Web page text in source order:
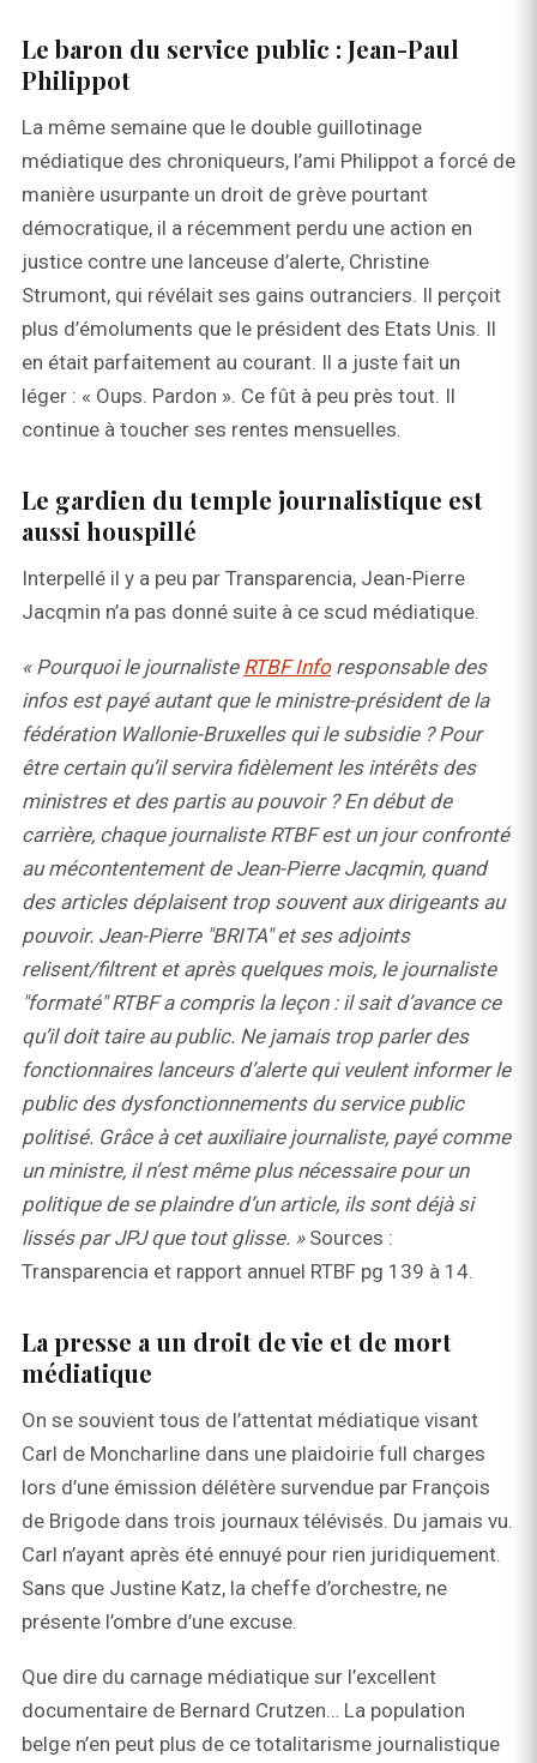
Le baron du service public : Jean-Paul
Philippot
La même semaine que le double guillotinage
médiatique des chroniqueurs, l’ami Philippot a forcé de
manière usurpante un droit de grève pourtant
démocratique, il a récemment perdu une action en
justice contre une lanceuse d’alerte, Christine
Strumont, qui révélait ses gains outranciers. Il perçoit
plus d’émoluments que le président des Etats Unis. Il
en était parfaitement au courant. Il a juste fait un
léger : « Oups. Pardon ». Ce fût à peu près tout. Il
continue à toucher ses rentes mensuelles.
Le gardien du temple journalistique est
aussi houspillé
Interpellé il y a peu par Transparencia, Jean-Pierre
Jacqmin n’a pas donné suite à ce scud médiatique.
« Pourquoi le journaliste RTBF Inforesponsable des
infos est payé autant que le ministre-président de la
fédération Wallonie-Bruxelles qui le subsidie ? Pour
être certain qu’il servira fidèlement les intérêts des
ministres et des partis au pouvoir ? En début de
carrière, chaque journaliste RTBF est un jour confronté
au mécontentement de Jean-Pierre Jacqmin, quand
des articles déplaisent trop souvent aux dirigeants au
pouvoir. Jean-Pierre "BRITA" et ses adjoints
relisent/filtrent et après quelques mois, le journaliste
"formaté" RTBF a compris la leçon : il sait d’avance ce
qu’il doit taire au public. Ne jamais trop parler des
fonctionnaires lanceurs d’alerte qui veulent informer le
public des dysfonctionnements du service public
politisé. Grâce à cet auxiliaire journaliste, payé comme
un ministre, il n’est même plus nécessaire pour un
politique de se plaindre d’un article, ils sont déjà si
lissés par JPJ que tout glisse. » Sources :
Transparencia et rapport annuel RTBF pg 139 à 14.
La presse a un droit de vie et de mort
médiatique
On se souvient tous de l’attentat médiatique visant
Carl de Moncharline dans une plaidoirie full charges
lors d’une émission délétère survendue par François
de Brigode dans trois journaux télévisés. Du jamais vu.
Carl n’ayant après été ennuyé pour rien juridiquement.
Sans que Justine Katz, la cheffe d’orchestre, ne
présente l’ombre d’une excuse.
Que dire du carnage médiatique sur l’excellent
documentaire de Bernard Crutzen… La population
belge n’en peut plus de ce totalitarisme journalistique